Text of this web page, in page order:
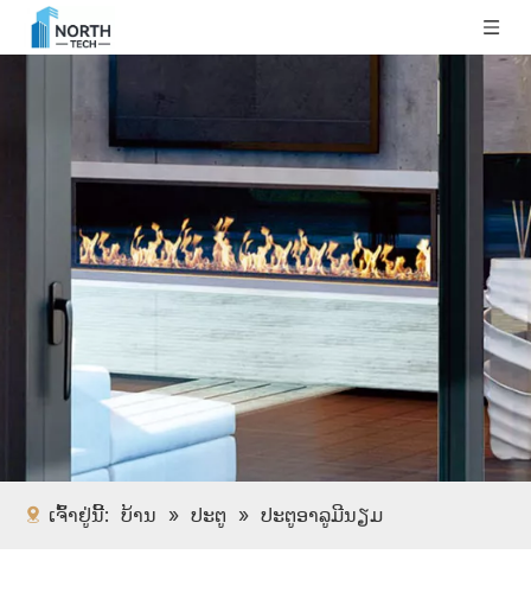
ເຈົ້າຢູ່ນີ້: ບ້ານ » ປະຕູ » ປະຕູອາລູມີນຽມ